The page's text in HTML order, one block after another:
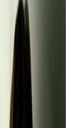
την
Δυτικής
την ανταλλαγή
της
συνθλίβονται
που φωτίζει